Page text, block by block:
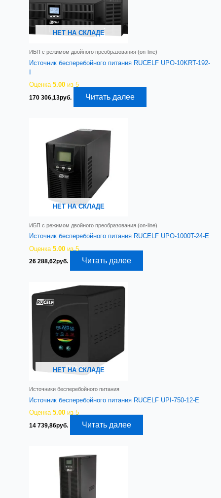
НЕТ НА СКЛАДЕ
ИБП с режимом двойного преобразования (on-line)
Источник бесперебойного питания RUCELF UPO-10KRT-192-
Оценка5.00 из 5
170 306,13руб. Читать далее
НЕТ НА СКЛАДЕ
ИБП с режимом двойного преобразования (on-line)
Источник бесперебойного питания RUCELF UPO-1000T-24-E
Оценка5.00 из 5
26 288,62руб. Читать далее
НЕТ НА СКЛАДЕ
Источники бесперебойного питания
Источник бесперебойного питания RUCELF UPI-750-12-E
Оценка5.00 из 5
14 739,86руб. Читать далее